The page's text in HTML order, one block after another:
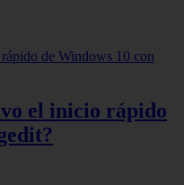
el inicio rápido